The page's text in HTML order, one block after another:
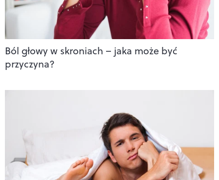
Ból głowy w skroniach – jaka może być
przyczyna?